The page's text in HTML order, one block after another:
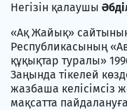
Негізін қалаушы
«Ақ Жайық»
Республикасының
құқықтар туралы»
Заңында тікелей
жазбаша келісімсіз
мақсатта